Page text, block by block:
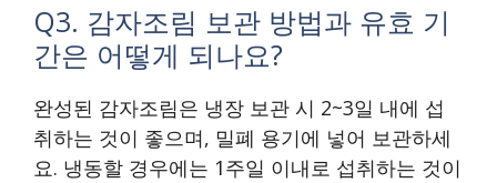
Q3. 감자조림 보관 방법과 유효 기
간은 어떻게 되나요?
완성된 감자조림은 냉장 보관 시 2~3일 내에 섭
취하는 것이 좋으며, 밀폐 용기에 넣어 보관하세
요. 냉동할 경우에는 1주일 이내로 섭취하는 것이